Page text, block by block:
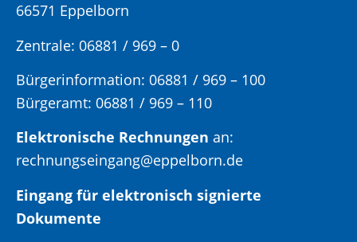
66571 Eppelborn
Zentrale: 06881 / 969 – 0
Bürgerinformation: 06881 / 969 – 100
Bürgeramt: 06881 / 969 – 110
Elektronische Rechnungen an:
rechnungseingang@eppelborn.de
Eingang für elektronisch signierte
Dokumente